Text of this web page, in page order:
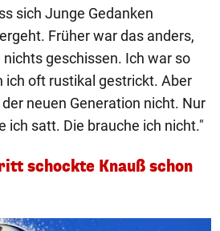
sich Junge Gedanken
Früher war das anders,
geschissen. Ich war so
ich oft rustikal gestrickt. Aber
neuen Generation nicht. Nur
ich satt. Die brauche ich nicht."
schockte Knauß schon